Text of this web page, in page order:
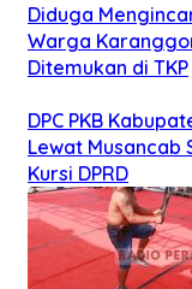
Diduga
Warga
Ditemukan di TKP
DPC PKB
Lewat Musancab
Kursi DPRD